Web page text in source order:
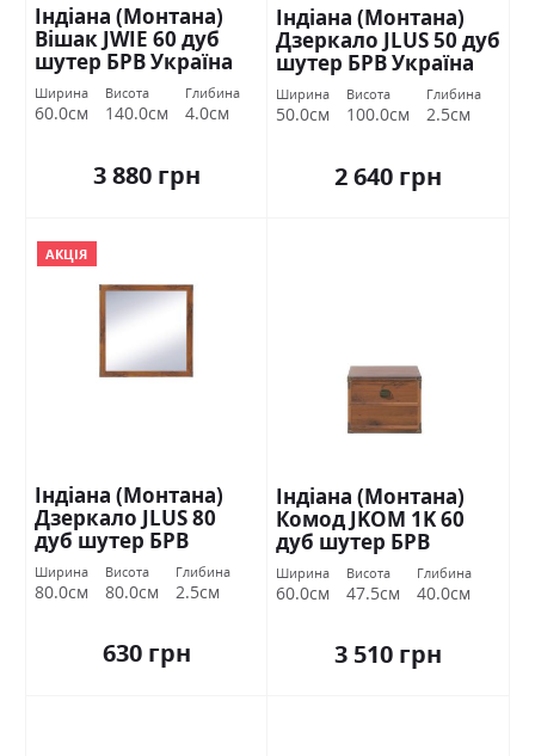
Індіана (Монтана)
Вішак JWIE 60 дуб
шутер БРВ Україна
Ширина
60.0см
Висота
140.0см
Глибина
4.0см
3 880 грн
Індіана (Монтана)
Дзеркало JLUS 50 дуб
шутер БРВ Україна
Ширина
50.0см
Висота
100.0см
Глибина
2.5см
2 640 грн
АКЦІЯ
Індіана (Монтана)
Дзеркало JLUS 80
дуб шутер БРВ
Україна
Ширина
80.0см
Висота
80.0см
Глибина
2.5см
630 грн
Індіана (Монтана)
Комод JKOM 1K 60
дуб шутер БРВ
Україна
Ширина
60.0см
Висота
47.5см
Глибина
40.0см
3 510 грн